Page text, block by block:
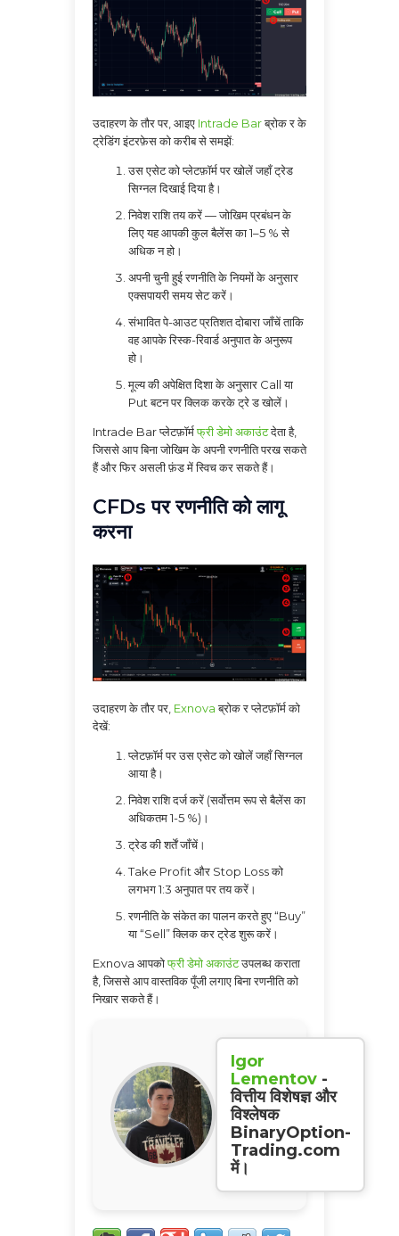
उदाहरण के तौर पर, आइए Intrade Barब्रोक र के
ट्रेडिंग इंटरफ़ेस को करीब से समझें:
उस एसेट को प्लेटफ़ॉर्म पर खोलें जहाँ ट्रेड
सिग्नल दिखाई दिया है।
निवेश राशि तय करें — जोखिम प्रबंधन के
लिए यह आपकी कुल बैलेंस का 1–5 % से
अधिक न हो।
अपनी चुनी हुई रणनीति के नियमों के अनुसार
एक्सपायरी समय सेट करें।
संभावित पे-आउट प्रतिशत दोबारा जाँचें ताकि
वह आपके रिस्क-रिवार्ड अनुपात के अनुरूप
हो।
मूल्य की अपेक्षित दिशा के अनुसार Call या
Put बटन पर क्लिक करके ट्रे ड खोलें।
Intrade Bar प्लेटफ़ॉर्मफ्री डेमो अकाउंटदेता है,
जिससे आप बिना जोखिम के अपनी रणनीति परख सकते
हैं और फिर असली फ़ंड में स्विच कर सकते हैं।
CFDs पर रणनीति को लागू
करना
उदाहरण के तौर पर, Exnovaब्रोक र प्लेटफ़ॉर्म को
देखें:
प्लेटफ़ॉर्म पर उस एसेट को खोलें जहाँ सिग्नल
आया है।
निवेश राशि दर्ज करें (सर्वोत्तम रूप से बैलेंस का
अधिकतम 1-5 %)।
ट्रेड की शर्तें जाँचें।
Take Profit और Stop Loss को
लगभग 1:3 अनुपात पर तय करें।
रणनीति के संकेत का पालन करते हुए “Buy”
या “Sell” क्लिक कर ट्रेड शुरू करें।
Exnova आपकोफ्री डेमो अकाउंटउपलब्ध कराता
है, जिससे आप वास्तविक पूँजी लगाए बिना रणनीति को
निखार सकते हैं।
Igor
Lementov -
वित्तीय विशेषज्ञ और
विश्लेषक
BinaryOption-
Trading.com
में।